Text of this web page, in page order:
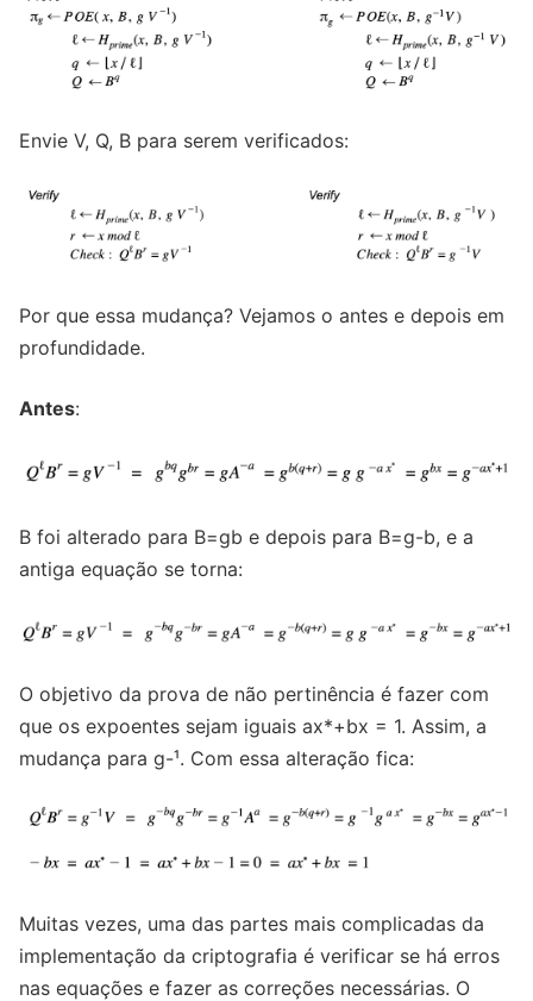
Envie V, Q, B para serem verificados:
Por que essa mudança? Vejamos o antes e depois em
profundidade.
Antes:
B foi alterado para B=gb e depois para B=g-b, e a
antiga equação se torna:
O objetivo da prova de não pertinência é fazer com
que os expoentes sejam iguais ax*+bx = 1. Assim, a
mudança para g-¹. Com essa alteração fica:
Muitas vezes, uma das partes mais complicadas da
implementação da criptografia é verificar se há erros
nas equações e fazer as correções necessárias. O